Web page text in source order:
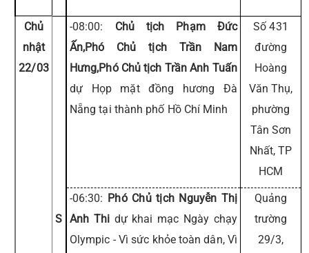
Chủ
nhật
22/03
S
-08:00: Chủ tịch Phạm Đức
Ấn,Phó Chủ tịch Trần Nam
Hưng,Phó Chủ tịch Trần Anh Tuấn
dự Họp mặt đồng hương Đà
Nẵng tại thành phố Hồ Chí Minh
Số 431
đường
Hoàng
Văn Thụ,
phường
Tân Sơn
Nhất, TP
HCM
-06:30: Phó Chủ tịch Nguyễn Thị
Anh Thi dự khai mạc Ngày chạy
Olympic - Vì sức khỏe toàn dân, Vì
Quảng
trường
29/3,